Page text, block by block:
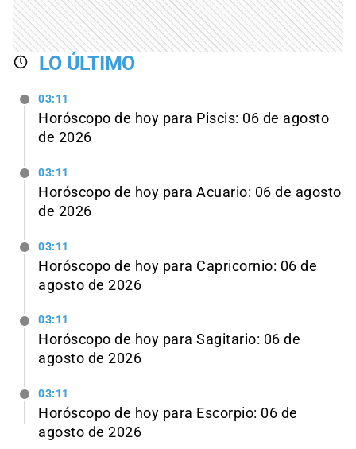
LO ÚLTIMO
03:11
Horóscopo de hoy para Piscis: 06 de agosto
de 2026
03:11
Horóscopo de hoy para Acuario: 06 de agosto
de 2026
03:11
Horóscopo de hoy para Capricornio: 06 de
agosto de 2026
03:11
Horóscopo de hoy para Sagitario: 06 de
agosto de 2026
03:11
Horóscopo de hoy para Escorpio: 06 de
agosto de 2026